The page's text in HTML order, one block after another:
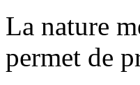
La nature
permet de